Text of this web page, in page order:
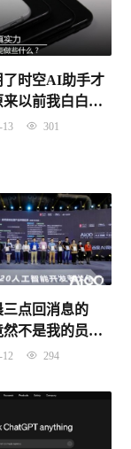
了时空AI助手才
以前我白白浪
时间？
13 301
三点回消息的
然不是我的员
智能客服代理
12 294